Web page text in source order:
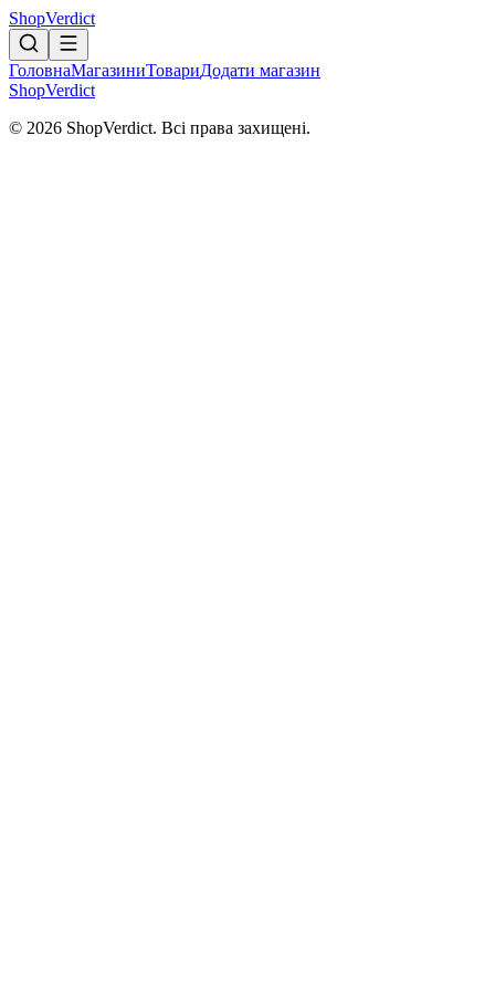
ShopVerdict
ГоловнаМагазиниТовариДодати магазин
ShopVerdict
© 2026 ShopVerdict. Всі права захищені.